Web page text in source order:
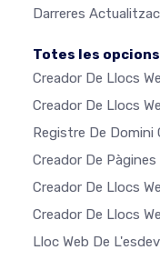
Darreres
Totes les opcions
Creador De Llocs
Creador De Llocs
Registre De Domini
Creador De
Creador De Llocs
Creador De Llocs
Lloc Web De